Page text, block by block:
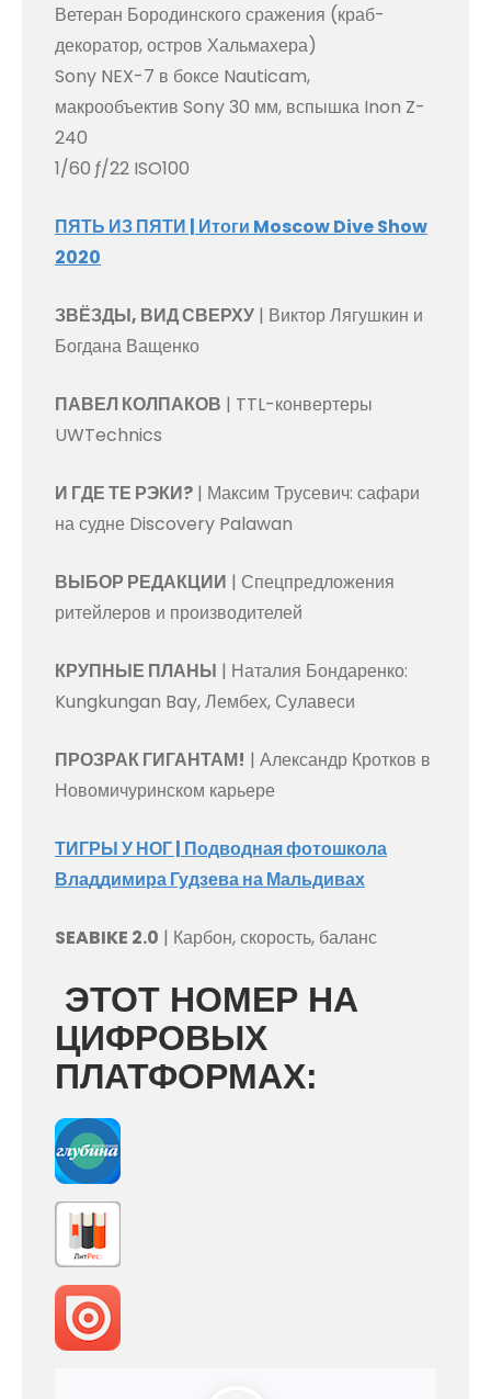
Ветеран Бородинского сражения (краб-
декоратор, остров Хальмахера)
Sony NEX-7 в боксе Nauticam,
макрообъектив Sony 30 мм, вспышка Inon Z-
240
1/60 ƒ/22 ISO100
ПЯТЬ ИЗ ПЯТИ | Итоги Moscow Dive Show
2020
ЗВЁЗДЫ, ВИД СВЕРХУ | Виктор Лягушкин и
Богдана Ващенко
ПАВЕЛ КОЛПАКОВ | TTL-конвертеры
UWTechnics
И ГДЕ ТЕ РЭКИ? | Максим Трусевич: сафари
на судне Discovery Palawan
ВЫБОР РЕДАКЦИИ | Спецпредложения
ритейлеров и производителей
КРУПНЫЕ ПЛАНЫ | Наталия Бондаренко:
Kungkungan Bay, Лембех, Сулавеси
ПРОЗРАК ГИГАНТАМ! | Александр Кротков в
Новомичуринском карьере
ТИГРЫ У НОГ| Подводная фотошкола
Владдимира Гудзева на Мальдивах
SEABIKE 2.0 | Карбон, скорость, баланс
ЭТОТ НОМЕР НА
ЦИФРОВЫХ
ПЛАТФОРМАХ: